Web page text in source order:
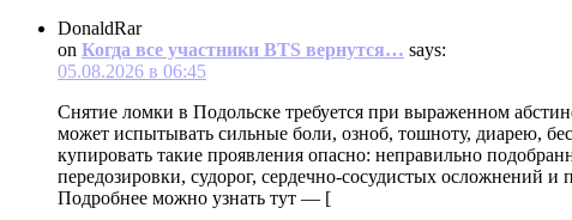
DonaldRar
on Когда все участники BTS вернутся… says:
05.08.2026 в 06:45
Снятие ломки в Подольске требуется при выраженном
может испытывать сильные боли, озноб, тошноту, диарею,
купировать такие проявления опасно: неправильно
передозировки, судорог, сердечно-сосудистых осложнений и
Подробнее можно узнать тут — [